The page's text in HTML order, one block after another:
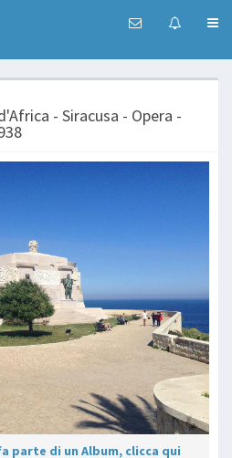
- Siracusa - Opera -
parte di un Album, clicca qui